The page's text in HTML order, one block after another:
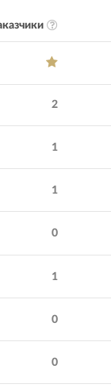
2
1
1
0
1
0
0